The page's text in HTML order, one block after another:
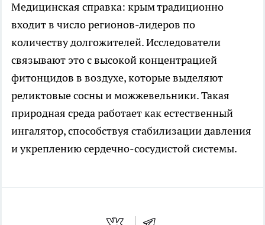
Медицинская справка: крым традиционно
входит в число регионов-лидеров по
количеству долгожителей. Исследователи
связывают это с высокой концентрацией
фитонцидов в воздухе, которые выделяют
реликтовые сосны и можжевельники. Такая
природная среда работает как естественный
ингалятор, способствуя стабилизации давления
и укреплению сердечно-сосудистой системы.